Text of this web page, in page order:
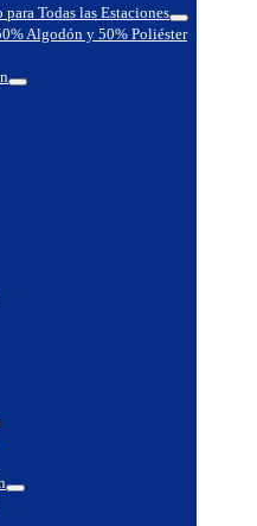
Todas las Estaciones
Toggle
Algodón y 50% Poliéster
Toggle
Toggle